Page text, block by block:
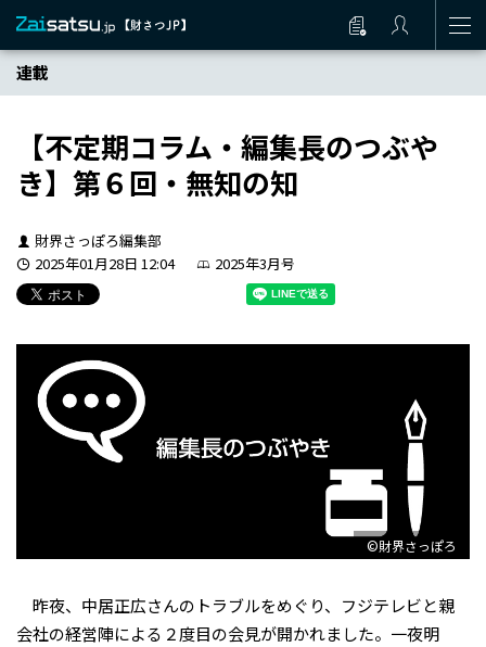
連載
【不定期コラム・編集長のつぶや
き】第６回・無知の知
財界さっぽろ編集部
2025年01月28日 12:04
2025年3月号
©財界さっぽろ
昨夜、中居正広さんのトラブルをめぐり、フジテレビと親
会社の経営陣による２度目の会見が開かれました。一夜明